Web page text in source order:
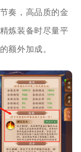
奏，高品质的金
炼装备时尽量平
额外加成。